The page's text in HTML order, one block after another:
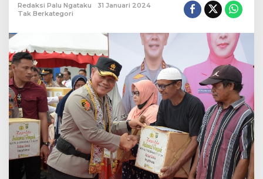
Redaksi Palu Ngataku
31 Januari 2024
Tak Berkategori